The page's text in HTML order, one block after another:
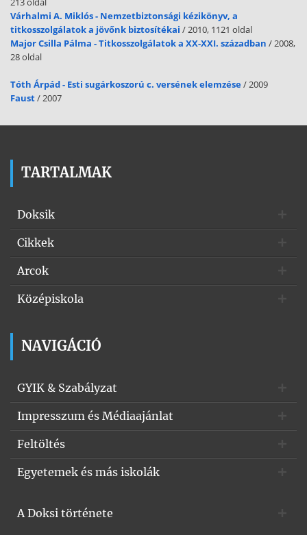
Várhalmi A. Miklós - Nemzetbiztonsági kézikönyv, a
titkosszolgálatok a jövőnk biztosítékai / 2010, 1121 oldal
Major Csilla Pálma - Titkosszolgálatok a XX-XXI. században / 2008,
28 oldal
Tóth Árpád - Esti sugárkoszorú c. versének elemzése/ 2009
Faust/ 2007
TARTALMAK
Doksik
Cikkek
Arcok
Középiskola
NAVIGÁCIÓ
GYIK & Szabályzat
Impresszum és Médiaajánlat
Feltöltés
Egyetemek és más iskolák
A Doksi története